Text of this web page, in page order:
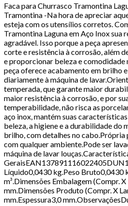
Faca para Churrasco Tramontina
Tramontina -Na hora de apreciar
esteja com os utensílios corretos.
Tramontina Laguna em Aço Inox sua
agradável. Isso porque a peça
corte e resistência à corrosão, além
e proporcionar beleza e comodidade
peça oferece acabamento em brilho
diariamente à máquina de
temperada, que garante maior
maior resistência à corrosão, e por
temperabilidade, não risca as
aço inox, mantém suas
beleza, a higiene e a durabilidade do
brilho, com detalhes no
com qualquer ambiente.Pode ser
máquina de lavar
Líquido0,0430 kg.Peso Bruto0,0430
m³.Dimensões Embalagem (Compr.
mm.Dimensões Produto (Compr. X
mm.Espessura3,0